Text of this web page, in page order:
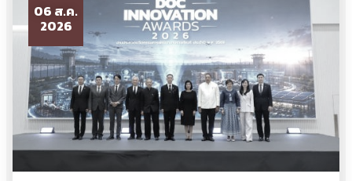
06 ส.ค.
2026